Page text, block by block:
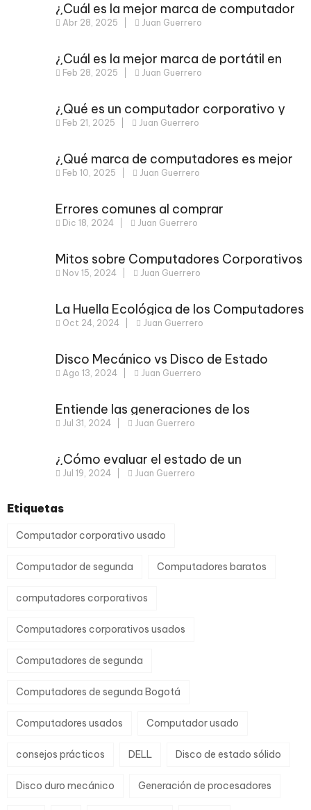
¿Cuál es la mejor marca de computador
en Colombia? Descúbrelo aquí
Abr 28, 2025 Juan Guerrero
¿Cuál es la mejor marca de portátil en
Colombia? Guía para elegir el ideal
Feb 28, 2025 Juan Guerrero
¿Qué es un computador corporativo y
por qué es mejor para tu empresa?
Feb 21, 2025 Juan Guerrero
¿Qué marca de computadores es mejor
en Colombia?
Feb 10, 2025 Juan Guerrero
Errores comunes al comprar
computadores usados: guía completa
Dic 18, 2024 Juan Guerrero
Mitos sobre Computadores Corporativos
Usados: Lo Que Realmente Debes Saber
Nov 15, 2024 Juan Guerrero
La Huella Ecológica de los Computadores
Usados
Oct 24, 2024 Juan Guerrero
Disco Mecánico vs Disco de Estado
Sólido: Optimiza tu Computador Usado
Ago 13, 2024 Juan Guerrero
Entiende las generaciones de los
procesadores
Jul 31, 2024 Juan Guerrero
¿Cómo evaluar el estado de un
computador corporativo usado?
Jul 19, 2024 Juan Guerrero
Etiquetas
Computador corporativo usado
Computador de segunda Computadores baratos
computadores corporativos
Computadores corporativos usados
Computadores de segunda
Computadores de segunda Bogotá
Computadores usados Computador usado
consejos prácticos DELL Disco de estado sólido
Disco duro mecánico Generación de procesadores